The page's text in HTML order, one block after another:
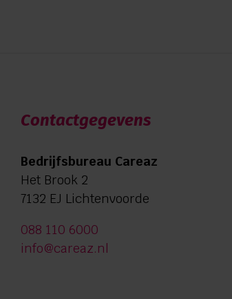
Contactgegevens
Bedrijfsbureau Careaz
Het Brook 2
7132 EJ Lichtenvoorde
088 110 6000
info@careaz.nl